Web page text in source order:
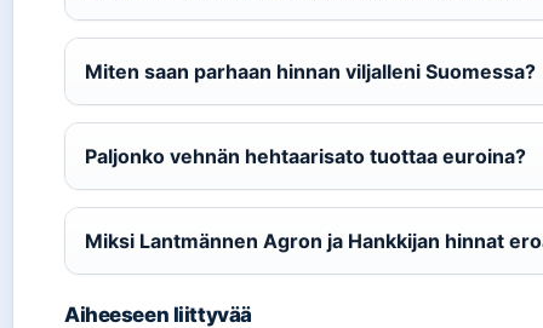
Miten saan parhaan hinnan viljalleni Suomessa?
Paljonko vehnän hehtaarisato tuottaa euroina?
Miksi Lantmännen Agron ja Hankkijan hinnat
Aiheeseen liittyvää